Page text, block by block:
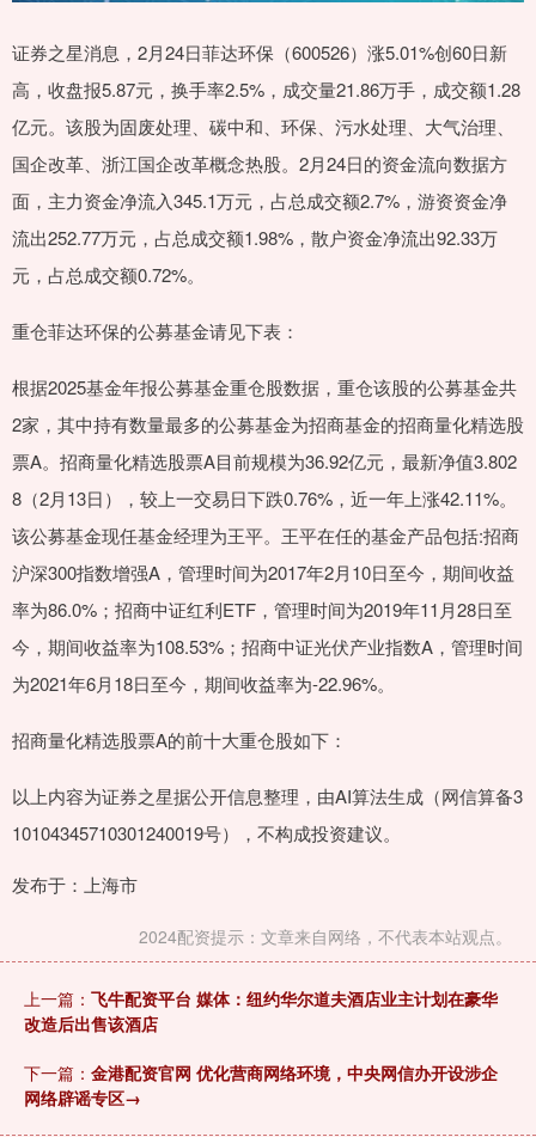
证券之星消息，2月24日菲达环保（600526）涨5.01%创60日新
高，收盘报5.87元，换手率2.5%，成交量21.86万手，成交额1.28
亿元。该股为固废处理、碳中和、环保、污水处理、大气治理、
国企改革、浙江国企改革概念热股。2月24日的资金流向数据方
面，主力资金净流入345.1万元，占总成交额2.7%，游资资金净
流出252.77万元，占总成交额1.98%，散户资金净流出92.33万
元，占总成交额0.72%。
重仓菲达环保的公募基金请见下表：
根据2025基金年报公募基金重仓股数据，重仓该股的公募基金共
2家，其中持有数量最多的公募基金为招商基金的招商量化精选股
票A。招商量化精选股票A目前规模为36.92亿元，最新净值3.802
8（2月13日），较上一交易日下跌0.76%，近一年上涨42.11%。
该公募基金现任基金经理为王平。王平在任的基金产品包括:招商
沪深300指数增强A，管理时间为2017年2月10日至今，期间收益
率为86.0%；招商中证红利ETF，管理时间为2019年11月28日至
今，期间收益率为108.53%；招商中证光伏产业指数A，管理时间
为2021年6月18日至今，期间收益率为-22.96%。
招商量化精选股票A的前十大重仓股如下：
以上内容为证券之星据公开信息整理，由AI算法生成（网信算备3
10104345710301240019号），不构成投资建议。
发布于：上海市
2024配资提示：文章来自网络，不代表本站观点。
上一篇： 飞牛配资平台 媒体：纽约华尔道夫酒店业主计划在豪华
改造后出售该酒店
下一篇： 金港配资官网 优化营商网络环境，中央网信办开设涉企
网络辟谣专区→